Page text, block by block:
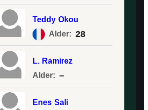
Teddy Okou
Alder: 28
L. Ramirez
Alder: –
Enes Sali